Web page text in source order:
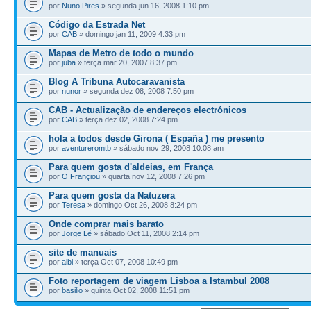
por Nuno Pires » segunda jun 16, 2008 1:10 pm
Código da Estrada Net
por CAB » domingo jan 11, 2009 4:33 pm
Mapas de Metro de todo o mundo
por juba » terça mar 20, 2007 8:37 pm
Blog A Tribuna Autocaravanista
por nunor » segunda dez 08, 2008 7:50 pm
CAB - Actualização de endereços electrónicos
por CAB » terça dez 02, 2008 7:24 pm
hola a todos desde Girona ( España ) me presento
por aventureromtb » sábado nov 29, 2008 10:08 am
Para quem gosta d'aldeias, em França
por O Françiou » quarta nov 12, 2008 7:26 pm
Para quem gosta da Natuzera
por Teresa » domingo Oct 26, 2008 8:24 pm
Onde comprar mais barato
por Jorge Lé » sábado Oct 11, 2008 2:14 pm
site de manuais
por albi » terça Oct 07, 2008 10:49 pm
Foto reportagem de viagem Lisboa a Istambul 2008
por basilio » quinta Oct 02, 2008 11:51 pm